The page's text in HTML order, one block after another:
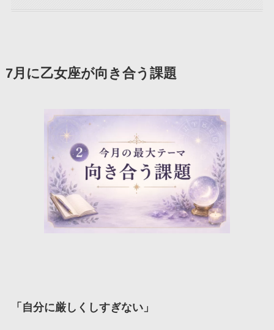
7月に乙女座が向き合う課題
「 自分に厳しくしすぎない」